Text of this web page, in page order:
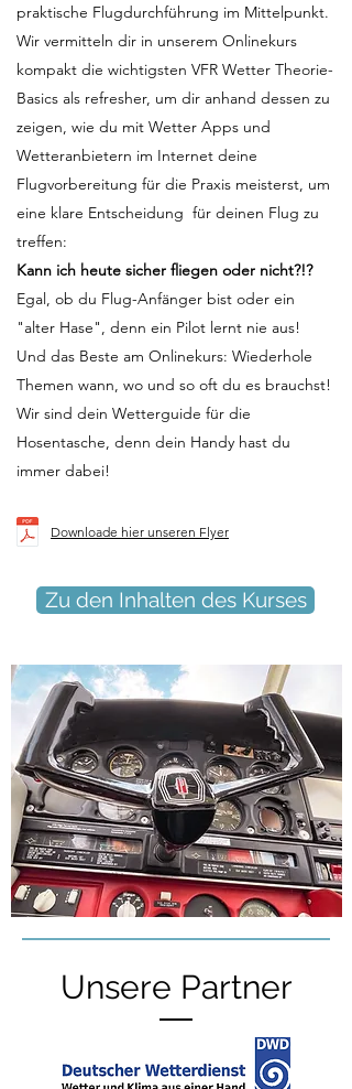
praktische Flugdurchführung im Mittelpunkt.
Wir vermitteln dir in unserem Onlinekurs
kompakt die wichtigsten VFR Wetter Theorie-
Basics als refresher, um dir anhand dessen zu
zeigen, wie du mit Wetter Apps und
Wetteranbietern im Internet deine
Flugvorbereitung für die Praxis meisterst, um
eine klare Entscheidung für deinen Flug zu
treffen:
Kann ich heute sicher fliegen oder nicht?!?
Egal, ob du Flug-Anfänger bist oder ein
"alter Hase", denn ein Pilot lernt nie aus!
Und das Beste am Onlinekurs: Wiederhole
Themen wann, wo und so oft du es brauchst!
Wir sind dein Wetterguide für die
Hosentasche, denn dein Handy hast du
immer dabei!
Downloade hier unseren Flyer
Zu den Inhalten des Kurses
Unsere Partner